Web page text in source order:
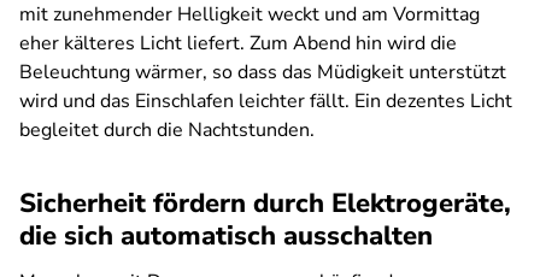
mit zunehmender Helligkeit weckt und am Vormittag
eher kälteres Licht liefert. Zum Abend hin wird die
Beleuchtung wärmer, so dass das Müdigkeit unterstützt
wird und das Einschlafen leichter fällt. Ein dezentes Licht
begleitet durch die Nachtstunden.
Sicherheit fördern durch Elektrogeräte,
die sich automatisch ausschalten